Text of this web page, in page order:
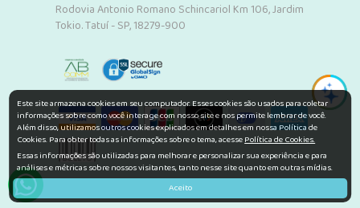
Rodovia Antonio Romano Schincariol Km 106, Jardim
Tokio. Tatuí - SP, 18279-900
Este site armazena cookies em seu computador. Esses cookies são usados para coletar
informações sobre como você interage com nosso site e nos permite lembrar de você.
Além disso, utilizamos outros cookies explicados em detalhes em nossa Política de
Cookies. Para obter todas as informações sobre o tema, acessePolítica de Cookies.
Essas informações são utilizadas para melhorar e personalizar sua experiência e para
análises e métricas sobre nossos visitantes, tanto nesse site quanto em outras mídias.
Aceito